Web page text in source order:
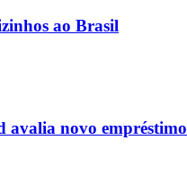
ao Brasil
avalia novo empréstimo